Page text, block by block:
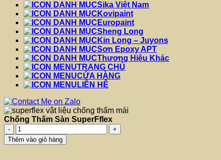
Sika Việt Nam
Kovipaint
Europaint
Sheng Long
Kin Long – Juyons
Sơn Epoxy APT
Thương Hiệu Khác
TRANG CHỦ
CỬA HÀNG
LIÊN HỆ
Chống Thấm Sàn SuperFflex
Chống
Thấm
Sàn
Thêm vào giỏ hàng